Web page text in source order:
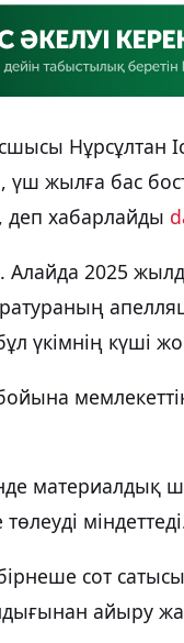
Нұрсұлтан
үш жылға бас
хабарлайды
2025
үкімнің күші
материалдық
сот
айыру